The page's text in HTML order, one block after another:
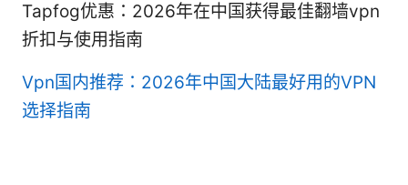
Tapfog优惠：2026年在中国获得最佳翻墙vpn
折扣与使用指南
Vpn国内推荐：2026年中国大陆最好用的VPN
选择指南